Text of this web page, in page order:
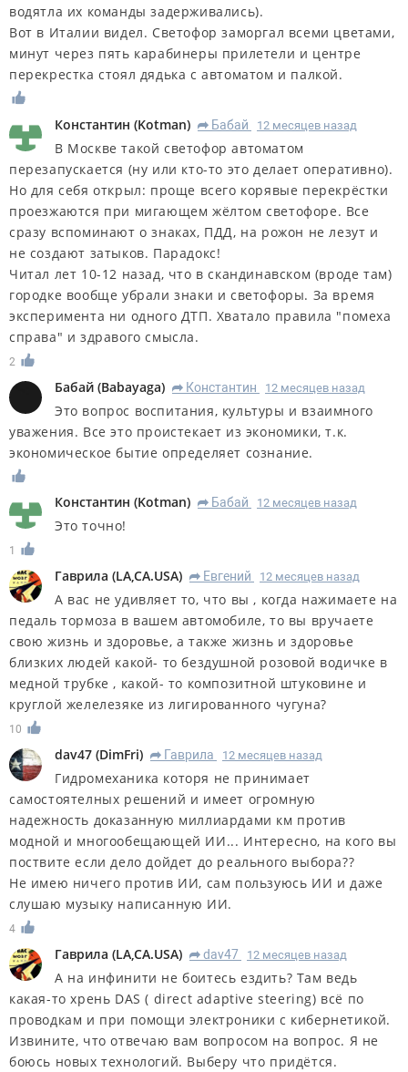
водятла их команды задерживались).
Вот в Италии видел. Светофор заморгал всеми цветами,
минут через пять карабинеры прилетели и центре
перекрестка стоял дядька с автоматом и палкой.
Константин (Kotman) R Бабай 12 месяцев назад
В Москве такой светофор автоматом
перезапускается (ну или кто-то это делает оперативно).
Но для себя открыл: проще всего корявые перекрёстки
проезжаются при мигающем жёлтом светофоре. Все
сразу вспоминают о знаках, ПДД, на рожон не лезут и
не создают затыков. Парадокс!
Читал лет 10-12 назад, что в скандинавском (вроде там)
городке вообще убрали знаки и светофоры. За время
эксперимента ни одного ДТП. Хватало правила "помеха
справа" и здравого смысла.
2
Бабай (Babayaga) R Константин 12 месяцев назад
Это вопрос воспитания, культуры и взаимного
уважения. Все это проистекает из экономики, т.к.
экономическое бытие определяет сознание.
Константин (Kotman) R Бабай 12 месяцев назад
Это точно!
1
Гаврила (LA,CA.USA) R Евгений 12 месяцев назад
А вас не удивляет то, что вы , когда нажимаете на
педаль тормоза в вашем автомобиле, то вы вручаете
свою жизнь и здоровье, а также жизнь и здоровье
близких людей какой- то бездушной розовой водичке в
медной трубке , какой- то композитной штуковине и
круглой желелезяке из лигированного чугуна?
10
dav47 (DimFri) R Гаврила 12 месяцев назад
Гидромеханика которя не принимает
самостоятелных решений и имеет огромную
надежность доказанную миллиардами км против
модной и многообещающей ИИ... Интересно, на кого вы
поствите если дело дойдет до реального выбора??
Не имею ничего против ИИ, сам пользуюсь ИИ и даже
слушаю музыку написанную ИИ.
4
Гаврила (LA,CA.USA) R dav47 12 месяцев назад
А на инфинити не боитесь ездить? Там ведь
какая-то хрень DAS ( direct adaptive steering) всё по
проводкам и при помощи электроники с кибернетикой.
Извините, что отвечаю вам вопросом на вопрос. Я не
боюсь новых технологий. Выберу что придётся.